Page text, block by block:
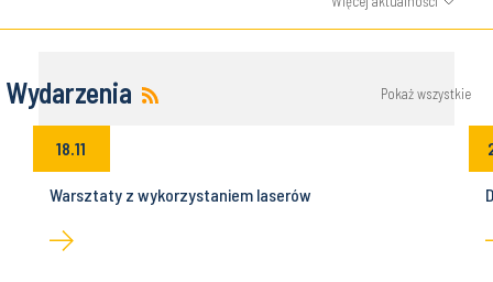
Wydarzenia Pokaż wszystkie
18.11
Warsztaty z wykorzystaniem laserów